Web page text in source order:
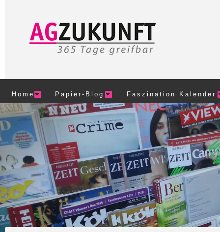
Home Papier-Blog Faszination Kalender